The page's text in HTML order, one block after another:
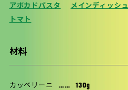
アボカドパスタ メインディッシュ
トマト
材料
カッペリーニ …… 130g